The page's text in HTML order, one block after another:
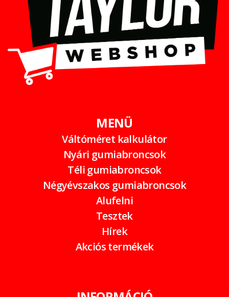
MENÜ
Váltóméret kalkulátor
Nyári gumiabroncsok
Téli gumiabroncsok
Négyévszakos gumiabroncsok
Alufelni
Tesztek
Hírek
Akciós termékek